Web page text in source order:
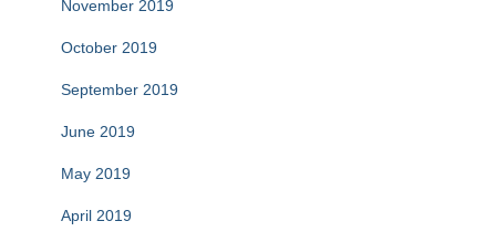
November 2019
October 2019
September 2019
June 2019
May 2019
April 2019